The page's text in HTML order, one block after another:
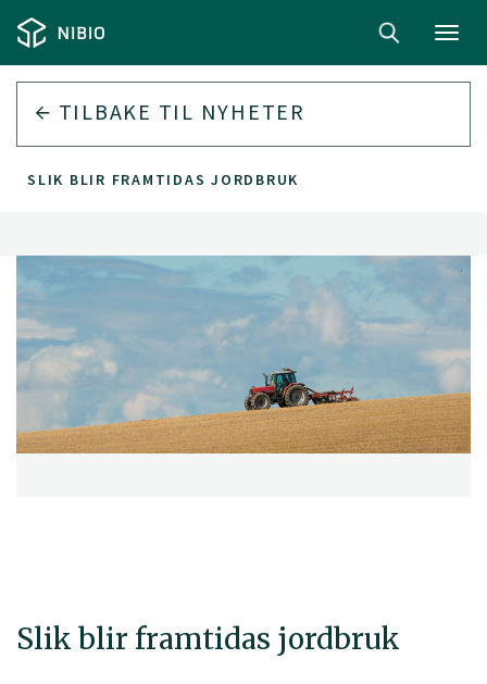
TILBAKE TIL NYHETER
SLIK BLIR FRAMTIDAS JORDBRUK
Slik blir framtidas jordbruk